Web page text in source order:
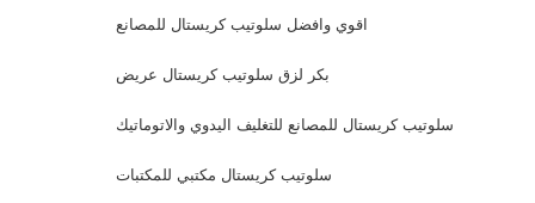
اقوي وافضل سلوتيب كريستال للمصانع
بكر لزق سلوتيب كريستال عريض
سلوتيب كريستال للمصانع للتغليف اليدوي والاتوماتيك
سلوتيب كريستال مكتبي للمكتبات